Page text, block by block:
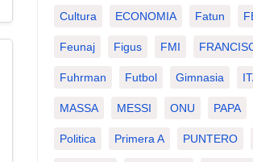
Cultura ECONOMIA Fatun
Feunaj Figus FMI
Fuhrman Futbol Gimnasia
MASSA MESSI ONU PAPA
Politica Primera A PUNTERO